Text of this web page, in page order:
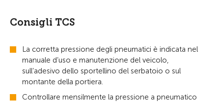
Consigli TCS
La corretta pressione degli pneumatici è indicata nel
manuale d’uso e manutenzione del veicolo,
sull’adesivo dello sportellino del serbatoio o sul
montante della portiera.
Controllare mensilmente la pressione a pneumatico